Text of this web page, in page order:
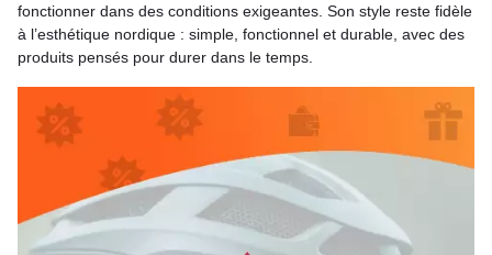
fonctionner dans des conditions exigeantes. Son style reste fidèle
à l’esthétique nordique : simple, fonctionnel et durable, avec des
produits pensés pour durer dans le temps.